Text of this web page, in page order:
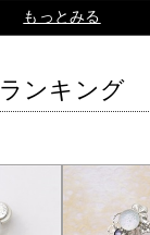
もっとみる
ランキング